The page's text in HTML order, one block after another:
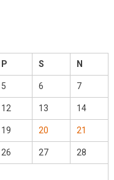
P S N
5 6 7
12 13 14
19 20 21
26 27 28